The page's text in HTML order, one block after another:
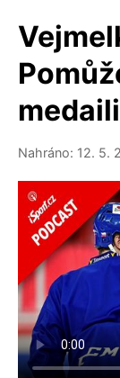
Nahráno: 12. 5.